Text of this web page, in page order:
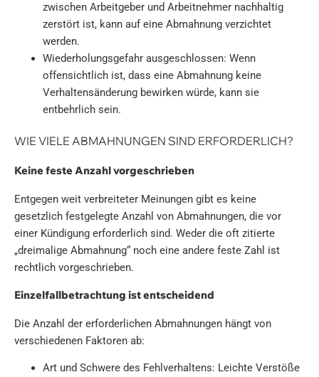
zwischen Arbeitgeber und Arbeitnehmer nachhaltig
zerstört ist, kann auf eine Abmahnung verzichtet
werden.
Wiederholungsgefahr ausgeschlossen: Wenn
offensichtlich ist, dass eine Abmahnung keine
Verhaltensänderung bewirken würde, kann sie
entbehrlich sein.
WIE VIELE ABMAHNUNGEN SIND ERFORDERLICH?
Keine feste Anzahl vorgeschrieben
Entgegen weit verbreiteter Meinungen gibt es keine
gesetzlich festgelegte Anzahl von Abmahnungen, die vor
einer Kündigung erforderlich sind. Weder die oft zitierte
„dreimalige Abmahnung“ noch eine andere feste Zahl ist
rechtlich vorgeschrieben.
Einzelfallbetrachtung ist entscheidend
Die Anzahl der erforderlichen Abmahnungen hängt von
verschiedenen Faktoren ab:
Art und Schwere des Fehlverhaltens: Leichte Verstöße